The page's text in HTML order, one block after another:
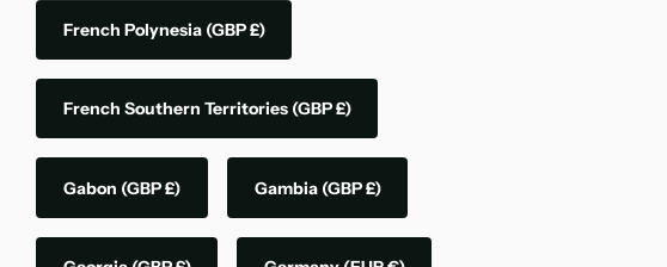
French Polynesia (GBP £)
French Southern Territories (GBP £)
Gabon (GBP £) Gambia (GBP £)